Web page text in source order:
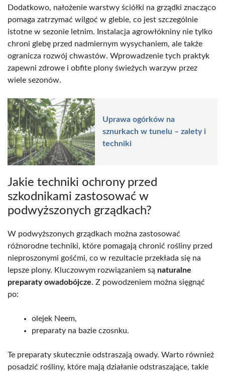
Dodatkowo, nałożenie warstwy ściółki na grządki znacząco
pomaga zatrzymać wilgoć w glebie, co jest szczególnie
istotne w sezonie letnim. Instalacja agrowłókniny nie tylko
chroni glebę przed nadmiernym wysychaniem, ale także
ogranicza rozwój chwastów. Wprowadzenie tych praktyk
zapewni zdrowe i obfite plony świeżych warzyw przez
wiele sezonów.
Uprawa ogórków na
sznurkach w tunelu – zalety i
techniki
Jakie techniki ochrony przed
szkodnikami zastosować w
podwyższonych grządkach?
W podwyższonych grządkach można zastosować
różnorodne techniki, które pomagają chronić rośliny przed
nieproszonymi gośćmi, co w rezultacie przekłada się na
lepsze plony. Kluczowym rozwiązaniem są naturalne
preparaty owadobójcze. Z powodzeniem można sięgnąć
po:
olejek Neem,
preparaty na bazie czosnku.
Te preparaty skutecznie odstraszają owady. Warto również
posadzić rośliny, które mają działanie odstraszające, takie